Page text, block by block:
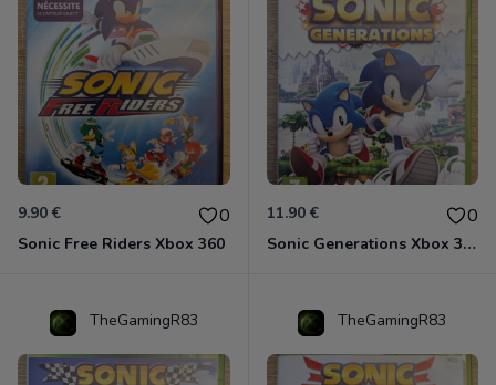
9.90 € 0
Sonic Free Riders Xbox 360
11.90 € 0
Sonic Generations Xbox 360
TheGamingR83 TheGamingR83